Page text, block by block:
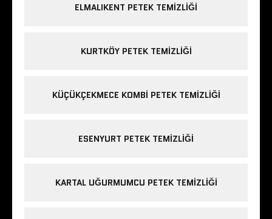
ELMALIKENT PETEK TEMIZLIĞI
KURTKÖY PETEK TEMIZLIĞI
KÜÇÜKÇEKMECE KOMBI PETEK TEMIZLIĞI
ESENYURT PETEK TEMIZLIĞI
KARTAL UĞURMUMCU PETEK TEMIZLIĞI